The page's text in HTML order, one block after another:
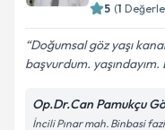
Kişisel
5 (1
Doğumsal göz yaşı
başvurdum.
Op.Dr.Can Pamukçu
İncili Pınar mah. Binbasi